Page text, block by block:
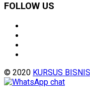
FOLLOW US
© 2020 KURSUS